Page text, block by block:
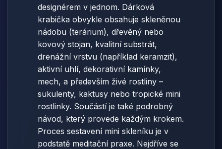
designérem v jednom. Dárková
krabička obvykle obsahuje skleněnou
nádobu (terárium), dřevěný nebo
kovový stojan, kvalitní substrát,
drenážní vrstvu (například keramzit),
aktivní uhlí, dekorativní kamínky,
mech, a především živé rostliny –
sukulenty, kaktusy nebo tropické mini
rostlinky. Součástí je také podrobný
návod, který provede každým krokem.
Proces sestavení mini skleníku je v
podstatě meditační praxe. Nejdříve se